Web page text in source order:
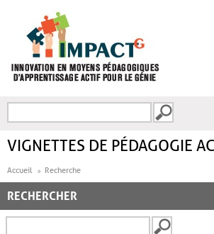
FORMULAIRE DE
VIGNETTES DE PÉDAGOGIE
Accueil Recherche
RECHERCHER